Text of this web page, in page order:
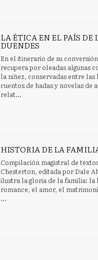
LA ÉTICA EN EL PAÍS DE
DUENDES
En el itinerario de su
recupera por oleadas algunas
la niñez, conservadas entre las
cuentos de hadas y novelas de
relat...
HISTORIA DE LA
Compilación magistral de
Chesterton, editada por Dale
ilustra la gloria de la familia: la
romance, el amor, el
...